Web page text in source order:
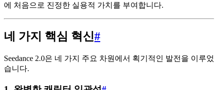
에 처음으로 진정한 실용적 가치를 부여합니다.
네 가지 핵심 혁신#
Seedance 2.0은 네 가지 주요 차원에서 획기적인 발전을 이루었
습니다.